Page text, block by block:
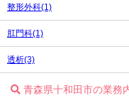
整形外科(1)
肛門科(1)
透析(3)
青森県十和田市の業務